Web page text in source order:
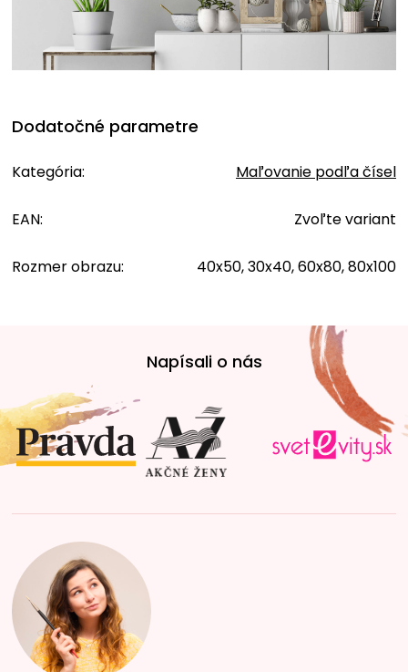
Dodatočné parametre
Kategória: Maľovanie podľa čísel
EAN: Zvoľte variant
Rozmer obrazu: 40x50, 30x40, 60x80, 80x100
t
i
e
Napísali o nás